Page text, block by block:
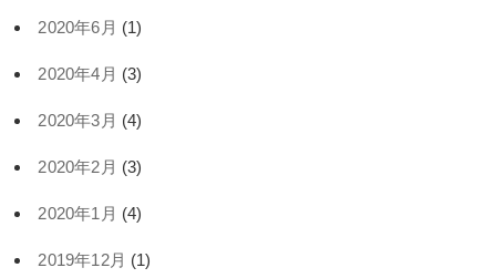
2020年6月 (1)
2020年4月 (3)
2020年3月 (4)
2020年2月 (3)
2020年1月 (4)
2019年12月 (1)